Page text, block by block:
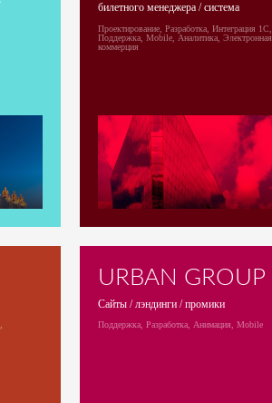
билетного менеджера / система
билетов для внешних сайтов / SLA 15
минут 24*7/ призер «Рейтинга Рунета»
Проектирование, Разработка, Интеграция 1С,
Поддержка, Mobile, Аналитика, Электронная
коммерция
URBAN GROUP
Сайты / лэндинги / промики
Поддержка, Разработка, Анимация, Mobile